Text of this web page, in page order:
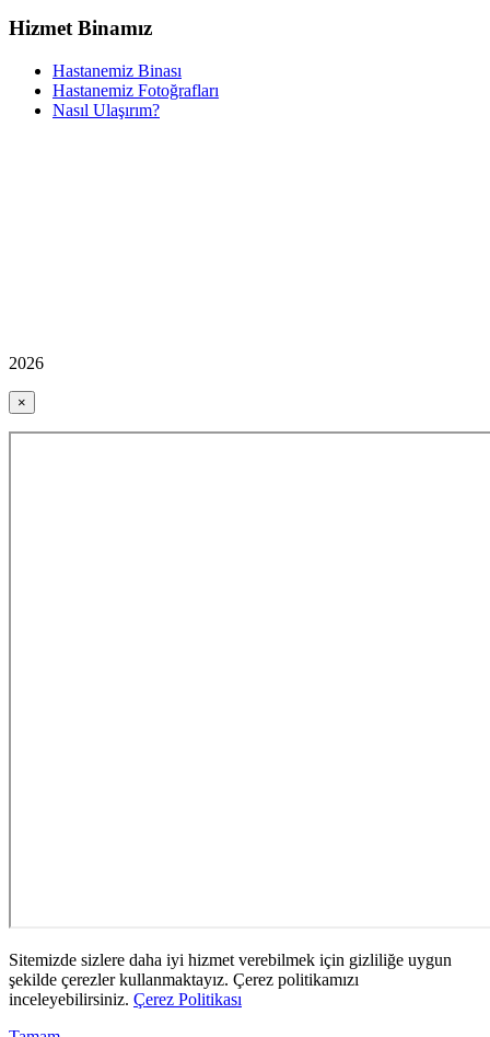
Hizmet Binamız
Hastanemiz Binası
Hastanemiz Fotoğrafları
Nasıl Ulaşırım?
2026
×
Sitemizde sizlere daha iyi hizmet verebilmek için gizliliğe uygun
şekilde çerezler kullanmaktayız. Çerez politikamızı
inceleyebilirsiniz. Çerez Politikası